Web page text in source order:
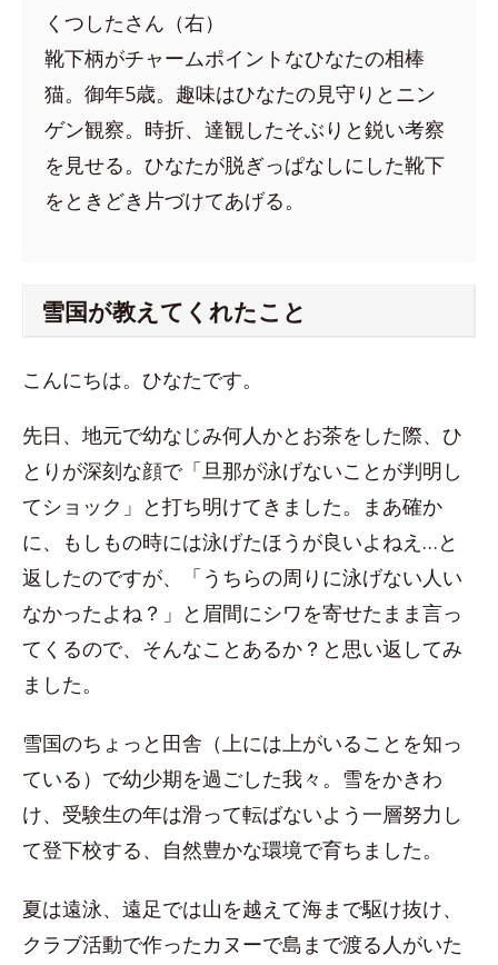
くつしたさん（右）
靴下柄がチャームポイントなひなたの相棒
猫。御年5歳。趣味はひなたの見守りとニン
ゲン観察。時折、達観したそぶりと鋭い考察
を見せる。ひなたが脱ぎっぱなしにした靴下
をときどき片づけてあげる。
雪国が教えてくれたこと
こんにちは。ひなたです。
先日、地元で幼なじみ何人かとお茶をした際、ひ
とりが深刻な顔で「旦那が泳げないことが判明し
てショック」と打ち明けてきました。まあ確か
に、もしもの時には泳げたほうが良いよねえ…と
返したのですが、「うちらの周りに泳げない人い
なかったよね？」と眉間にシワを寄せたまま言っ
てくるので、そんなことあるか？と思い返してみ
ました。
雪国のちょっと田舎（上には上がいることを知っ
ている）で幼少期を過ごした我々。雪をかきわ
け、受験生の年は滑って転ばないよう一層努力し
て登下校する、自然豊かな環境で育ちました。
夏は遠泳、遠足では山を越えて海まで駆け抜け、
クラブ活動で作ったカヌーで島まで渡る人がいた